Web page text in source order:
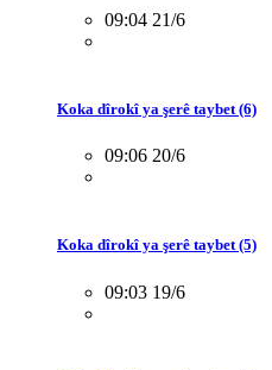
09:04 21/6
Koka dîrokî ya şerê taybet (6)
09:06 20/6
Koka dîrokî ya şerê taybet (5)
09:03 19/6